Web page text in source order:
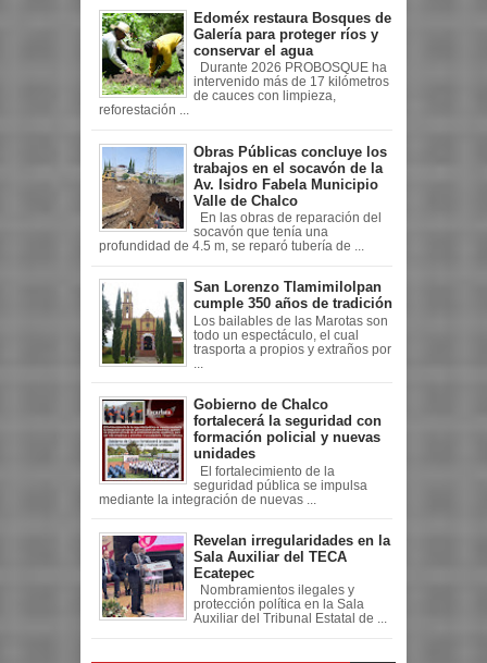
Edoméx restaura Bosques de
Galería para proteger ríos y
conservar el agua
Durante 2026 PROBOSQUE ha
intervenido más de 17 kilómetros
de cauces con limpieza,
reforestación ...
Obras Públicas concluye los
trabajos en el socavón de la
Av. Isidro Fabela Municipio
Valle de Chalco
En las obras de reparación del
socavón que tenía una
profundidad de 4.5 m, se reparó tubería de ...
San Lorenzo Tlamimilolpan
cumple 350 años de tradición
Los bailables de las Marotas son
todo un espectáculo, el cual
trasporta a propios y extraños por
Gobierno de Chalco
fortalecerá la seguridad con
formación policial y nuevas
unidades
El fortalecimiento de la
seguridad pública se impulsa
mediante la integración de nuevas ...
Revelan irregularidades en la
Sala Auxiliar del TECA
Ecatepec
Nombramientos ilegales y
protección política en la Sala
Auxiliar del Tribunal Estatal de ...